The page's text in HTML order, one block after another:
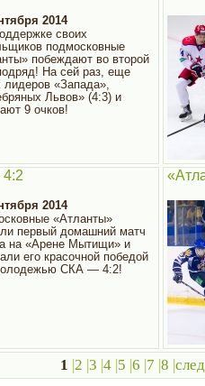
2014
своих
подмосковные
побеждают во второй
На сей раз, еще
лидеров «Запада»,
Львов» (4:3) и
9 очков!
2014
«Атланты»
первый домашний матч
на «Арене Мытищи» и
его красочной победой
СКА — 4:2!
1 |2 |3 |4 |5 |6 |7 |8 |